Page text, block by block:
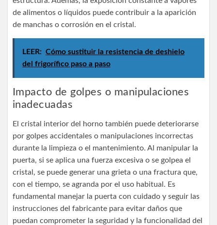
de alimentos o líquidos puede contribuir a la aparición
de manchas o corrosión en el cristal.
LEER: Cómo sustituir la resistencia de deshielo
del frigorífico paso a paso
Impacto de golpes o manipulaciones
inadecuadas
El cristal interior del horno también puede deteriorarse
por golpes accidentales o manipulaciones incorrectas
durante la limpieza o el mantenimiento. Al manipular la
puerta, si se aplica una fuerza excesiva o se golpea el
cristal, se puede generar una grieta o una fractura que,
con el tiempo, se agranda por el uso habitual. Es
fundamental manejar la puerta con cuidado y seguir las
instrucciones del fabricante para evitar daños que
puedan comprometer la seguridad y la funcionalidad del